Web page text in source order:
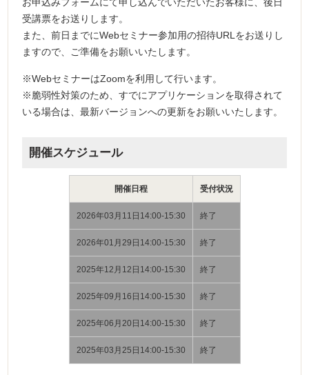
お申込みフォームにて申し込んでいただいたお客様に、後日
受講票をお送りします。
また、前日までにWebセミナー参加用の招待URLをお送りし
ますので、ご準備をお願いいたします。
※WebセミナーはZoomを利用して行います。
※脆弱性対策のため、すでにアプリケーションを取得されて
いる場合は、最新バージョンへの更新をお願いいたします。
開催スケジュール
開催日程 受付状況
2026年03月11日14:00-15:30 終了
2026年01月29日14:00-15:30 終了
2025年12月12日14:00-15:30 終了
2025年09月16日14:00-15:30 終了
2025年06月20日14:00-15:30 終了
2025年03月25日14:00-15:30 終了